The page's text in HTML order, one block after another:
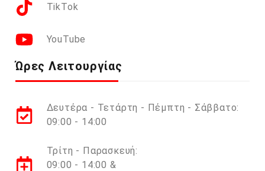
TikTok
YouTube
Ώρες Λειτουργίας
Δευτέρα - Τετάρτη - Πέμπτη - Σάββατο:
09:00 - 14:00
Τρίτη - Παρασκευή:
09:00 - 14:00 &